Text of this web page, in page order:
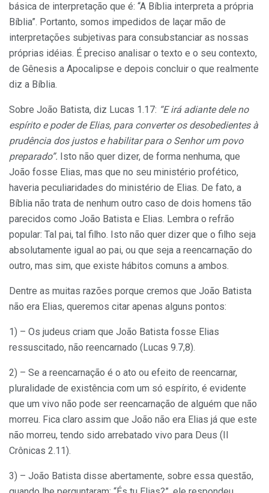
básica de interpretação que é: “A Bíblia interpreta a própria
Bíblia”. Portanto, somos impedidos de laçar mão de
interpretações subjetivas para consubstanciar as nossas
próprias idéias. É preciso analisar o texto e o seu contexto,
de Gênesis a Apocalipse e depois concluir o que realmente
diz a Bíblia.
Sobre João Batista, diz Lucas 1.17: “E irá adiante dele no
espírito e poder de Elias, para converter os desobedientes à
prudência dos justos e habilitar para o Senhor um povo
preparado”. Isto não quer dizer, de forma nenhuma, que
João fosse Elias, mas que no seu ministério profético,
haveria peculiaridades do ministério de Elias. De fato, a
Bíblia não trata de nenhum outro caso de dois homens tão
parecidos como João Batista e Elias. Lembra o refrão
popular: Tal pai, tal filho. Isto não quer dizer que o filho seja
absolutamente igual ao pai, ou que seja a reencarnação do
outro, mas sim, que existe hábitos comuns a ambos.
Dentre as muitas razões porque cremos que João Batista
não era Elias, queremos citar apenas alguns pontos:
1) – Os judeus criam que João Batista fosse Elias
ressuscitado, não reencarnado (Lucas 9.7,8).
2) – Se a reencarnação é o ato ou efeito de reencarnar,
pluralidade de existência com um só espírito, é evidente
que um vivo não pode ser reencarnação de alguém que não
morreu. Fica claro assim que João não era Elias já que este
não morreu, tendo sido arrebatado vivo para Deus (II
Crônicas 2.11).
3) – João Batista disse abertamente, sobre essa questão,